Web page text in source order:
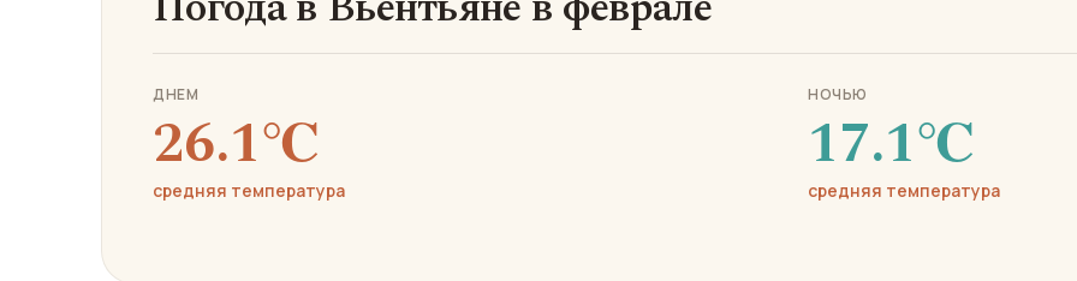
ДНЕМ
26.1℃
средняя температура
НОЧЬЮ
17.1℃
средняя температура